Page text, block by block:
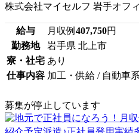
株式会社マイセルフ 岩手オフ
給与 月収例 407,750円
勤務地
岩手県 北上市
寮・社宅 あり
仕事内容 加工・供給 / 自動車
募集が停止しています